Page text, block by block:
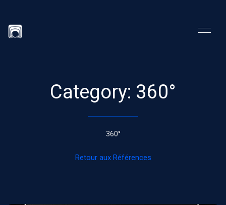
Category: 360°
360°
Retour aux Références